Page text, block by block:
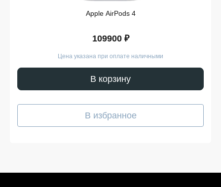
Различные цветовые решения корпуса.
Доступный набор возможностей для
Многие пользователи заранее сравнивают
характеристики разных серий и только после этого
принимают решение о покупке. Для части
покупателей важен выгодный баланс между
производительностью и временем автономной
работы. Тем, кто планирует купить Huawei в
нужной версии и сроки поступления устройств.
Смартфоны Huawei — стильные
Современные устройства бренда подходят для
Apple AirPods 4
109900 ₽
Цена указана при оплате наличными
В корзину
В избранное